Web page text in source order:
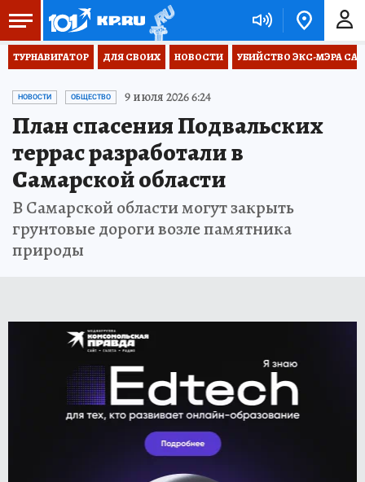
ТУРНАВИГАТОР ДЛЯ СВОИХ НОВОСТИ УБИЙСТВО ЭКС-МЭРА
НОВОСТИ ОБЩЕСТВО 9 июля 2026 6:24
План спасения Подвальских
террас разработали в
Самарской области
В Самарской области могут закрыть
грунтовые дороги возле памятника
природы